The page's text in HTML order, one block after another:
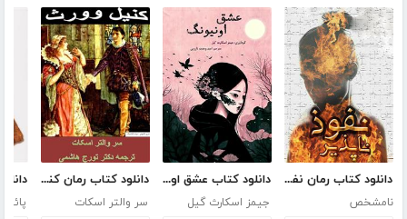
دانلود کتاب رمان نفوذ ناپذیر
نامشخص
دانلود کتاب عشق اونیونگ
جیمز اسکارث گیل
دانلود کتاب رمان کنیل وورث
سر والتر اسکات